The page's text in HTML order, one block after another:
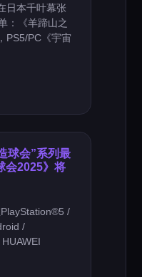
日本千叶幕张
：《羊蹄山之
PS5/PC《宇宙
球会”系列最
会2025》将
/
/